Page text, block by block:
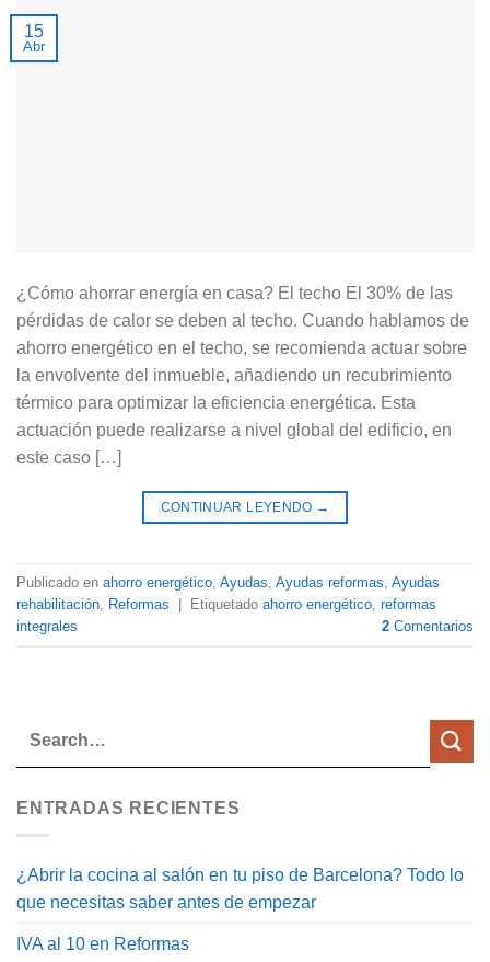
15
Abr
¿Cómo ahorrar energía en casa? El techo El 30% de las
pérdidas de calor se deben al techo. Cuando hablamos de
ahorro energético en el techo, se recomienda actuar sobre
la envolvente del inmueble, añadiendo un recubrimiento
térmico para optimizar la eficiencia energética. Esta
actuación puede realizarse a nivel global del edificio, en
este caso […]
CONTINUAR LEYENDO →
Publicado en ahorro energético Ayudas Ayudas reformas Ayudas
rehabilitación Reformas | Etiquetado ahorro energético reformas
integrales
2 Comentarios
ENTRADAS RECIENTES
¿Abrir la cocina al salón en tu piso de Barcelona? Todo lo
que necesitas saber antes de empezar
IVA al 10 en Reformas